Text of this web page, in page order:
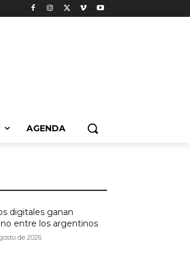
AGENDA
digitales ganan
entre los argentinos
de 2026